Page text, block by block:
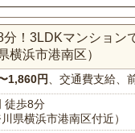
！3LDKマンション
横浜市港南区）
1,860円、交通費支給、
徒歩8分
川県横浜市港南区付近）